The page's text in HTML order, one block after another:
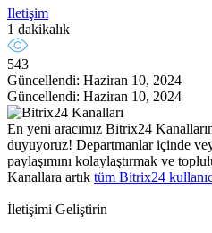
Iletişim
1 dakikalık
543
Güncellendi: Haziran 10, 2024
Güncellendi: Haziran 10, 2024
En yeni aracımız Bitrix24
duyuyoruz! Departmanlar içinde
paylaşımını kolaylaştırmak ve
Kanallara artık tüm Bitrix24
İletişimi Geliştirin